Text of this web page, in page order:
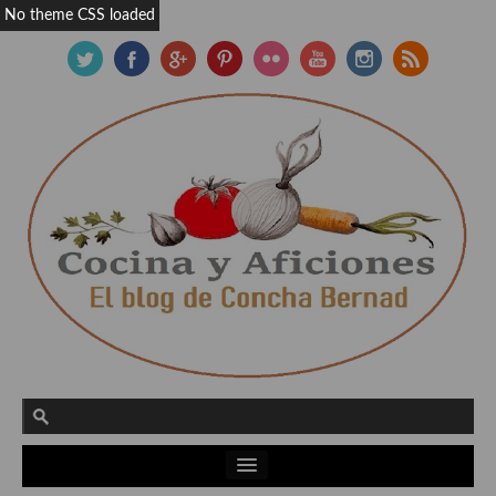
No theme CSS loaded